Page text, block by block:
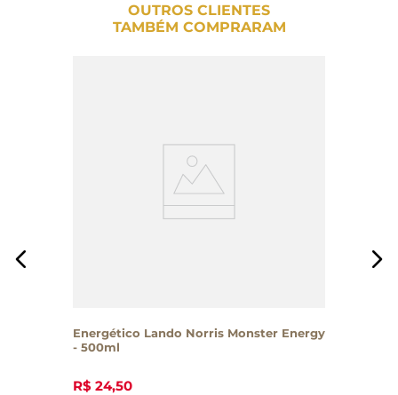
OUTROS CLIENTES
TAMBÉM COMPRARAM
Energético Lando Norris Monster Energy
- 500ml
R$ 24,50